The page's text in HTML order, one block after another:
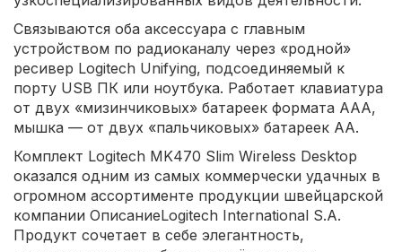
Связываются оба аксессуара с главным
устройством по радиоканалу через «родной»
ресивер Logitech Unifying, подсоединяемый к
порту USB ПК или ноутбука. Работает клавиатура
от двух «мизинчиковых» батареек формата AAA,
мышка — от двух «пальчиковых» батареек АА.
Комплект Logitech MK470 Slim Wireless Desktop
оказался одним из самых коммерчески удачных в
огромном ассортименте продукции швейцарской
компании ОписаниеLogitech International S.A.
Продукт сочетает в себе элегантность,